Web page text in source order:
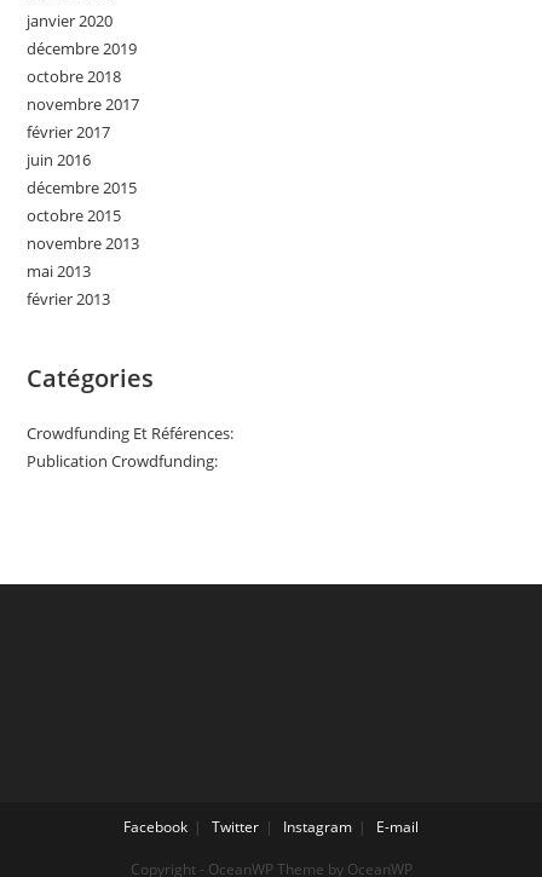
janvier 2020
décembre 2019
octobre 2018
novembre 2017
février 2017
juin 2016
décembre 2015
octobre 2015
novembre 2013
mai 2013
février 2013
Catégories
Crowdfunding Et Références:
Publication Crowdfunding:
Facebook Twitter Instagram E-mail
Copyright - OceanWP Theme by OceanWP